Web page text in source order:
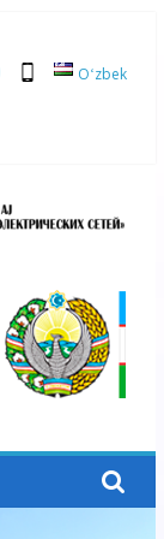
Oʻzbek